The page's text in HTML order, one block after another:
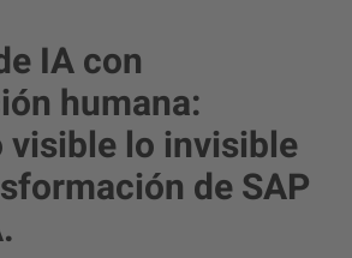
IA con
humana:
visible lo invisible
de SAP